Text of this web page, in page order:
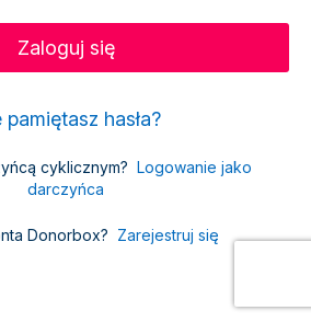
pamiętasz hasła?
cyklicznym? Logowanie jako
darczyńca
Donorbox? Zarejestruj się